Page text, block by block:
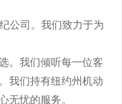
公司。我们致力于为
。我们倾听每一位客
我们持有纽约州机动
忧的服务。